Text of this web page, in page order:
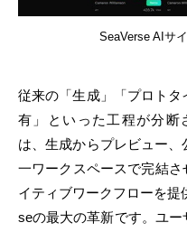
SeaVerse AIサ
従来の「生成」「プロト
有」といった工程が分断
は、生成からプレビュー
一ワークスペースで完結
イティブワークフローを提
seの最大の革新です。ユ